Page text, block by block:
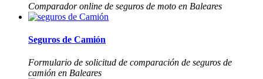
Comparador online de seguros de moto en Baleares
Seguros de Camión
Formulario de solicitud de comparación de seguros de
camión en Baleares